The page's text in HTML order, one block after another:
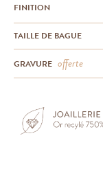
FINITION
TAILLE DE BAGUE
GRAVURE offerte